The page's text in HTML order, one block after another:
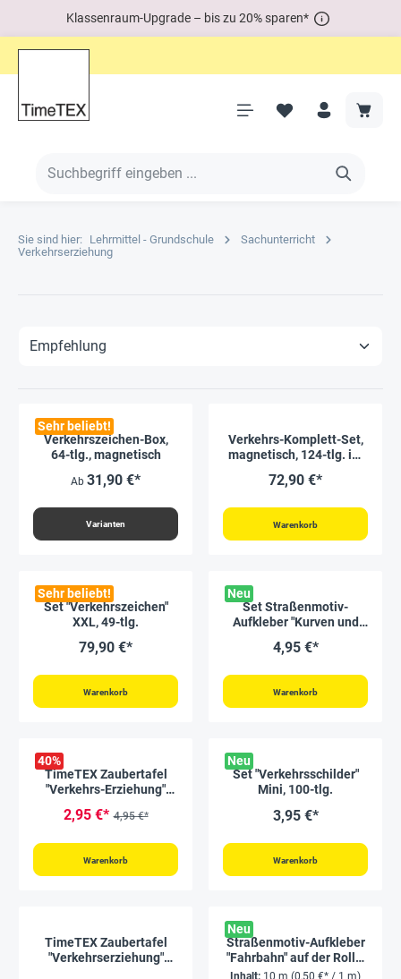
Klassenraum-Upgrade – bis zu 20% sparen*
Sie sind hier: Lehrmittel - Grundschule
Sachunterricht
Verkehrserziehung
Sehr beliebt!
Verkehrszeichen-Box,
64-tlg., magnetisch
Ab 31,90 €*
Varianten
Verkehrs-Komplett-Set,
magnetisch, 124-tlg. im
72,90 €*
Warenkorb
Sehr beliebt!
Set "Verkehrszeichen"
XXL, 49-tlg.
79,90 €*
Warenkorb
Neu
Set Straßenmotiv-
Aufkleber "Kurven und
4,95 €*
Warenkorb
40%
TimeTEX Zaubertafel
"Verkehrs-Erziehung"
Straßenverkehr
2,95 €* 4,95 €*
Warenkorb
Neu
Set "Verkehrsschilder"
Mini, 100-tlg.
3,95 €*
Warenkorb
TimeTEX Zaubertafel
"Verkehrserziehung"
Neu
Straßenmotiv-Aufkleber
"Fahrbahn" auf der Rolle,
10 m
Inhalt: 10 m (0,50 €* / 1 m)